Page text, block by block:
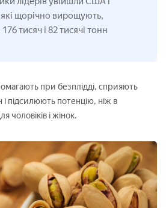
щорічно вирощують,
тисяч і 82 тисячі тонн
при безплідді, сприяють
підсилюють потенцію, ніж в
чоловіків і жінок.